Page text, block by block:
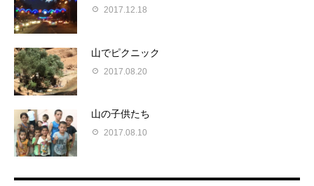
2017.12.18
山でピクニック
2017.08.20
山の子供たち
2017.08.10